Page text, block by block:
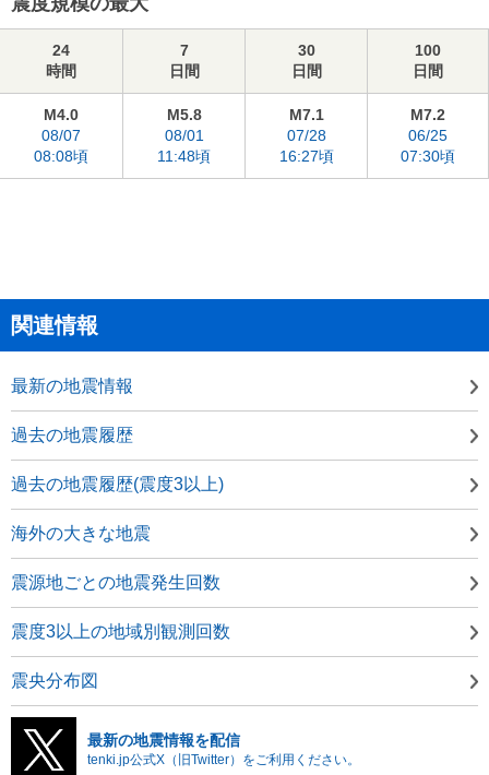
24
時間
7
日間
30
日間
100
日間
M4.0
08/07
08:08頃
M5.8
08/01
11:48頃
M7.1
07/28
16:27頃
M7.2
06/25
07:30頃
関連情報
最新の地震情報
過去の地震履歴
過去の地震履歴(震度3以上)
海外の大きな地震
震源地ごとの地震発生回数
震度3以上の地域別観測回数
震央分布図
最新の地震情報を配信
tenki.jp公式X（旧Twitter）をご利用ください。